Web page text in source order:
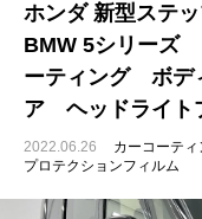
ホンダ 新型ステ
BMW 5シリーズ
ーティング ボデ
ア ヘッドライト
2022.06.26 カーコーティ
プロテクションフィルム